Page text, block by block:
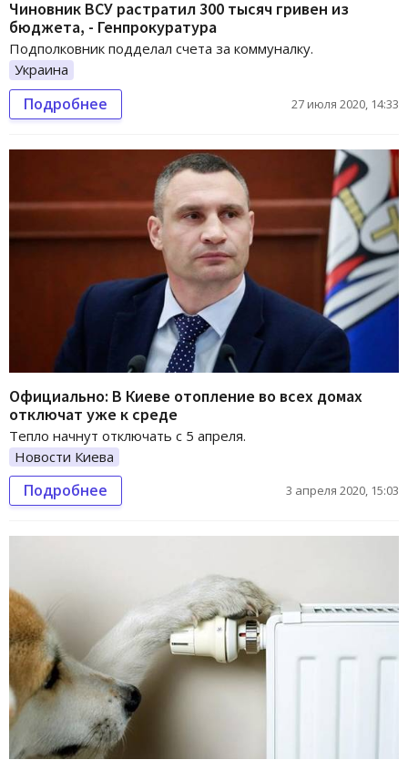
Чиновник ВСУ растратил 300 тысяч гривен из
бюджета, - Генпрокуратура
Подполковник подделал счета за коммуналку.
Украина
Подробнее 27 июля 2020, 14:33
Официально: В Киеве отопление во всех домах
отключат уже к среде
Тепло начнут отключать с 5 апреля.
Новости Киева
Подробнее 3 апреля 2020, 15:03